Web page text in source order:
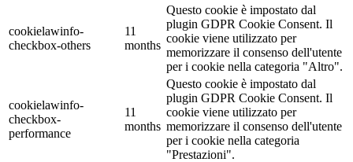
cookielawinfo-
checkbox-others
11
months
Questo cookie è impostato dal
plugin GDPR Cookie Consent. Il
cookie viene utilizzato per
memorizzare il consenso dell'utente
per i cookie nella categoria "Altro".
cookielawinfo-
checkbox-
performance
11
months
Questo cookie è impostato dal
plugin GDPR Cookie Consent. Il
cookie viene utilizzato per
memorizzare il consenso dell'utente
per i cookie nella categoria
"Prestazioni".